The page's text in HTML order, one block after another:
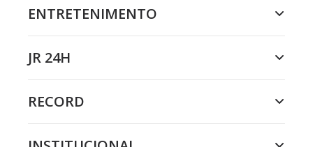
ENTRETENIMENTO
JR 24H
RECORD